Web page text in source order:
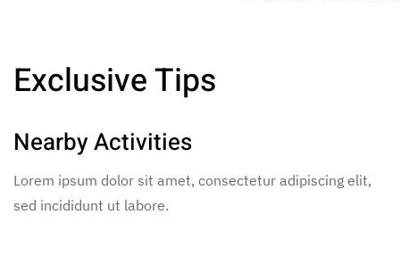
Exclusive Tips
Nearby Activities
Lorem ipsum dolor sit amet, consectetur adipiscing elit,
sed incididunt ut labore.